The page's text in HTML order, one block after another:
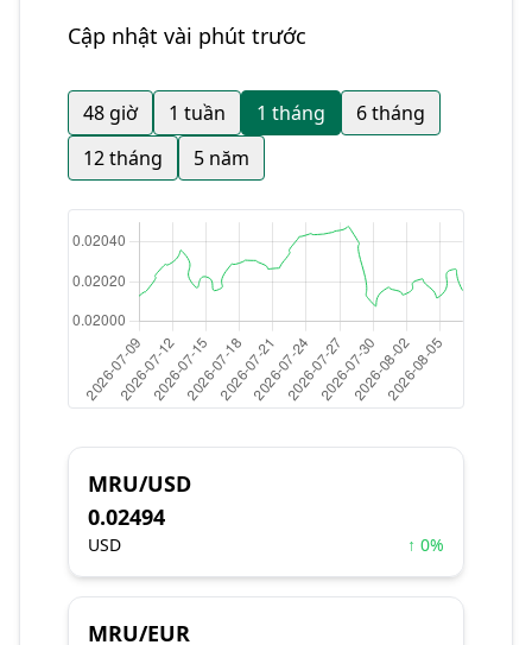
Cập nhật vài phút trước
48 giờ 1 tuần 1 tháng
6 tháng
12 tháng
5 năm
MRU/USD
0.02494
USD ↑ 0%
MRU/EUR